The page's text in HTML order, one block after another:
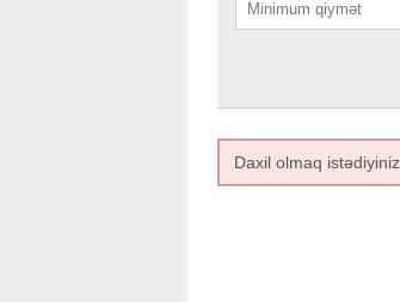
Daxil olmaq istədiyiniz